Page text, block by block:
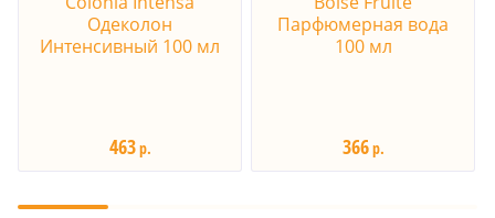
Одеколон
Интенсивный 100 мл
463р.
Парфюмерная вода
100 мл
366р.